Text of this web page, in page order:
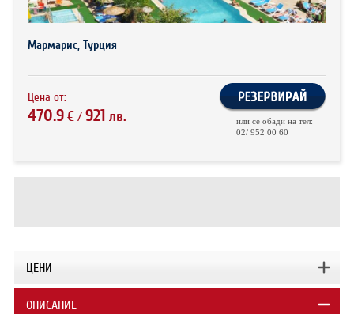
ОБЩИ УСЛОВИЯ ПАКЕТНИ
ПЪТУВАНИЯ
ПОЛИТИКА ЗА ПОВЕРИТЕЛНОСТ
Мармарис, Турция
Цена от:
470.9€/ 921 лв.
или се обади на тел:
02/ 952 00 60
ЦЕНИ
ОПИСАНИЕ